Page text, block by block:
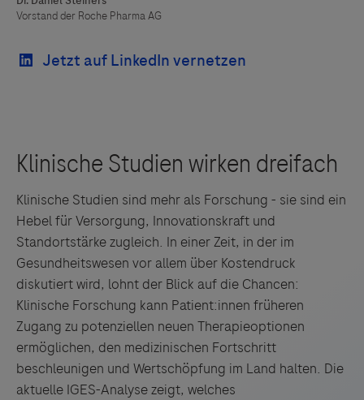
Klinische Studien sind mehr als Forschung - sie sind ein
Hebel für Versorgung, Innovationskraft und
Standortstärke zugleich. In einer Zeit, in der im
Gesundheitswesen vor allem über Kostendruck
diskutiert wird, lohnt der Blick auf die Chancen:
Klinische Forschung kann Patient:innen früheren
Zugang zu potenziellen neuen Therapieoptionen
ermöglichen, den medizinischen Fortschritt
beschleunigen und Wertschöpfung im Land halten. Die
aktuelle IGES-Analyse zeigt, welches